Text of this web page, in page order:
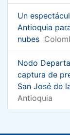
Un
Antioquia
nubes
Nodo
captura de
San José de
Antioquia